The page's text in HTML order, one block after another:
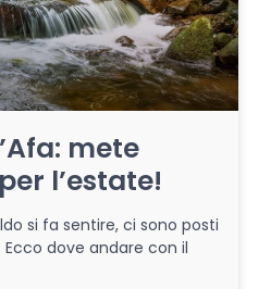
mete
l’estate!
si fa sentire, ci sono posti
Ecco dove andare con il